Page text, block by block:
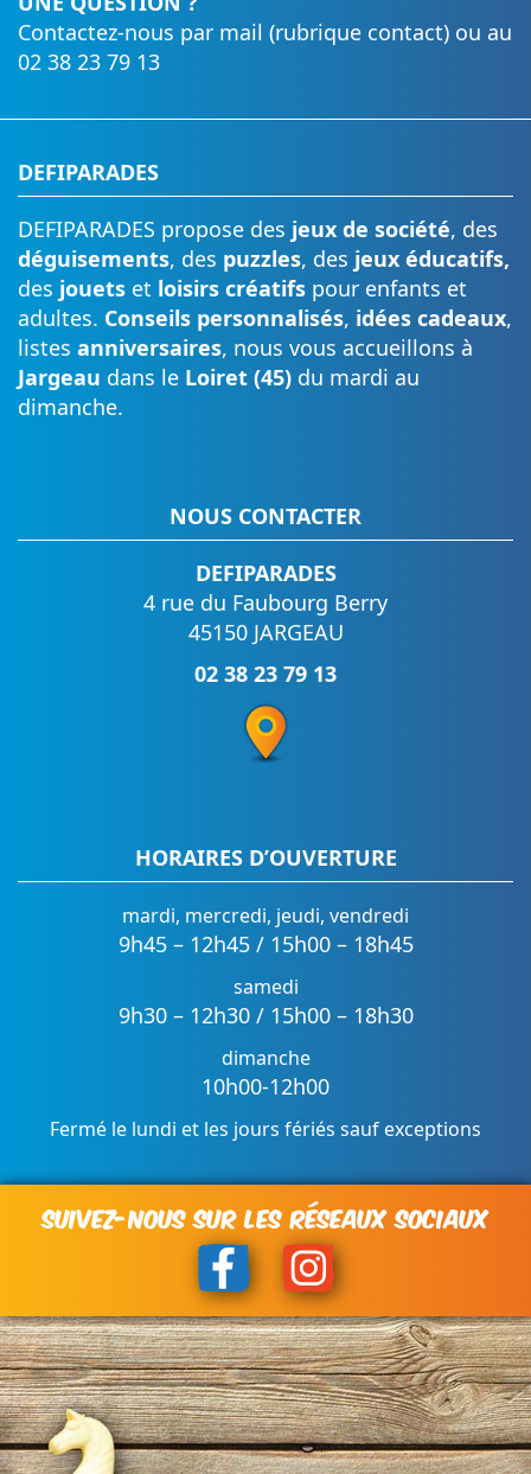
Contactez-nous par mail (rubrique contact) ou au
02 38 23 79 13
DEFIPARADES
DEFIPARADES propose des jeux de société, des
déguisements, des puzzles, des jeux éducatifs,
des jouets et loisirs créatifs pour enfants et
adultes. Conseils personnalisés, idées cadeaux,
listes anniversaires, nous vous accueillons à
Jargeau dans le Loiret (45) du mardi au
dimanche.
NOUS CONTACTER
DEFIPARADES
4 rue du Faubourg Berry
45150 JARGEAU
02 38 23 79 13
HORAIRES D’OUVERTURE
mardi, mercredi, jeudi, vendredi
9h45 – 12h45 / 15h00 – 18h45
samedi
9h30 – 12h30 / 15h00 – 18h30
dimanche
10h00-12h00
Fermé le lundi et les jours fériés sauf exceptions
SUIVEZ-NOUS SUR LES RÉSEAUX SOCIAUX